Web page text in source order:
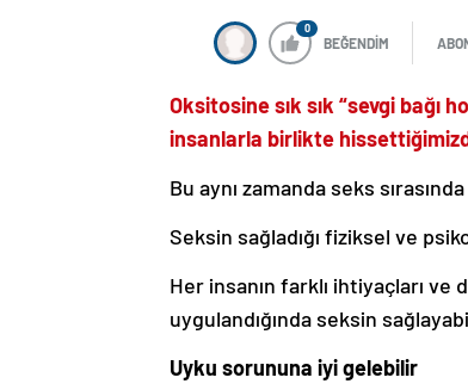
0
BEĞENDİM
Oksitosine sık sık “sevgi bağı
insanlarla birlikte
Bu aynı zamanda seks
Seksin sağladığı fiziksel ve
Her insanın farklı ihtiyaçları
uygulandığında seksin
Uyku sorununa iyi gelebilir